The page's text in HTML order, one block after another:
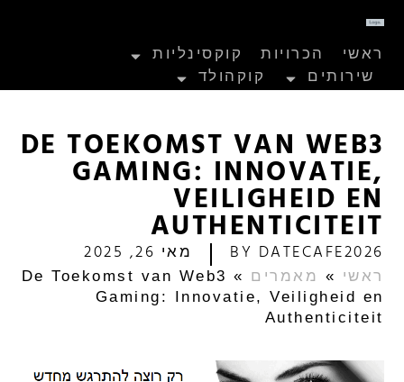
ראשי הכרויות קוקסינליות
שירותים קוקהולד
DE TOEKOMST VAN WEB3
GAMING: INNOVATIE,
VEILIGHEID EN
AUTHENTICITEIT
BY DATECAFE2026 מאי 26, 2025
ראשי » מאמרים »
De Toekomst van Web3
Gaming: Innovatie, Veiligheid en
Authenticiteit